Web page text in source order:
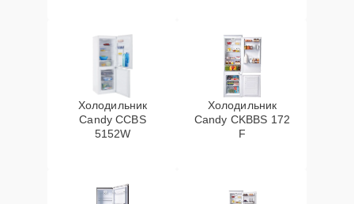
Холодильник
Candy CCBS
5152W
Холодильник
Candy CKBBS 172
F